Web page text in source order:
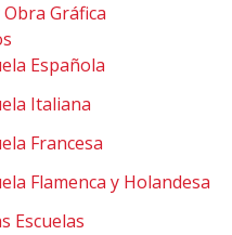
Gráfica
Española
Italiana
Francesa
Flamenca y Holandesa
Escuelas